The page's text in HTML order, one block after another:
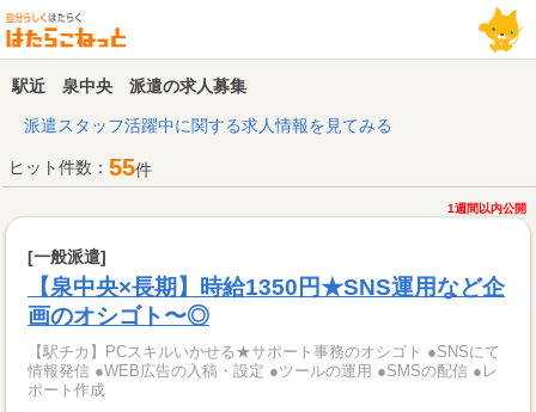
駅近 泉中央 派遣の求人募集
派遣スタッフ活躍中に関する求人情報を見てみる
ヒット件数： 55件
1週間以内公開
[一般派遣]
【泉中央×長期】時給1350円★SNS運用など企
画のオシゴト〜◎
【駅チカ】PCスキルいかせる★サポート事務のオシゴト ●SNSにて
情報発信 ●WEB広告の入稿・設定 ●ツールの運用 ●SMSの配信 ●レ
ポート作成